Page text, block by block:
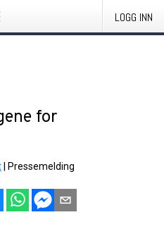
LOGG INN
for
Pressemelding